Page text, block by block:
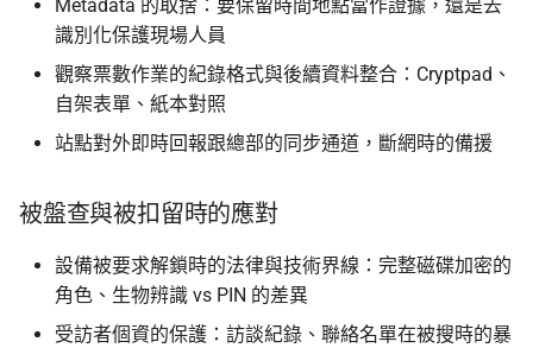
Metadata 的取捨：要保留時間地點當作證據，還是去
識別化保護現場人員
觀察票數作業的紀錄格式與後續資料整合：Cryptpad、
自架表單、紙本對照
站點對外即時回報跟總部的同步通道，斷網時的備援
被盤查與被扣留時的應對
設備被要求解鎖時的法律與技術界線：完整磁碟加密的
角色、生物辨識 vs PIN 的差異
受訪者個資的保護：訪談紀錄、聯絡名單在被搜時的暴